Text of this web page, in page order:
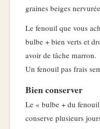
graines beiges
Le fenouil que vous
bulbe + bien verts et
avoir de tâche marron.
Un fenouil pas frais
Bien conserver
Le « bulbe + du
conserve plusieurs